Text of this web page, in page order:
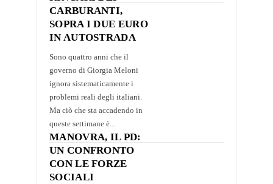
CARBURANTI,
SOPRA I DUE EURO
IN AUTOSTRADA
Sono quattro anni che il
governo di Giorgia Meloni
ignora sistematicamente i
problemi reali degli italiani.
Ma ciò che sta accadendo in
queste settimane è...
MANOVRA, IL PD:
UN CONFRONTO
CON LE FORZE
SOCIALI